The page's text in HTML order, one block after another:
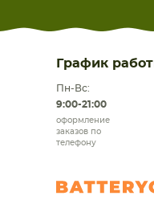
График
Пн-Вс:
9:00-21:00
оформление
заказов по
телефону